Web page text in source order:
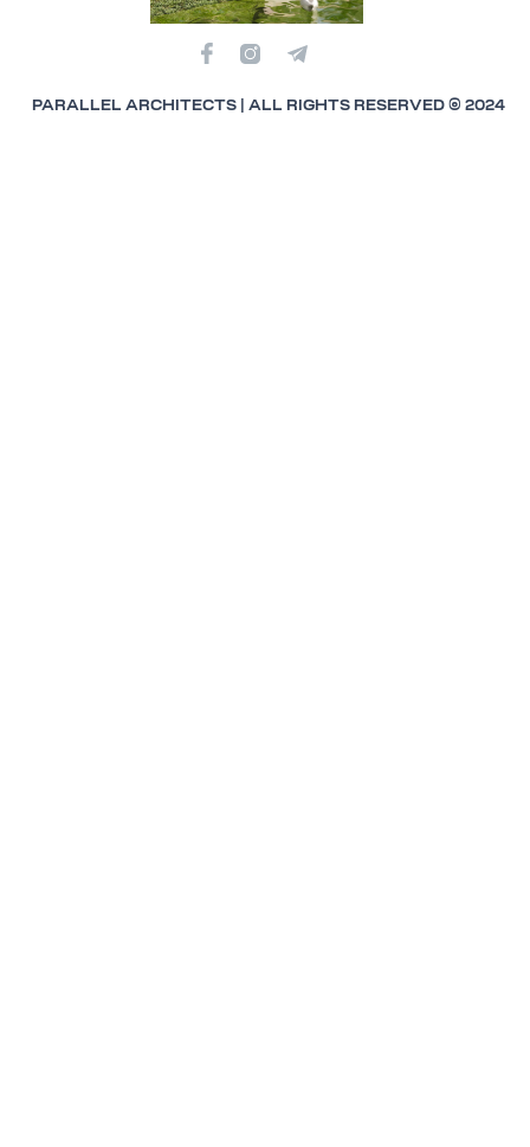
PARALLEL ARCHITECTS | ALL RIGHTS RESERVED © 2024